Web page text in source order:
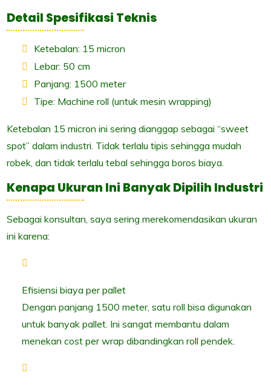
Detail Spesifikasi Teknis
Ketebalan: 15 micron
Lebar: 50 cm
Panjang: 1500 meter
Tipe: Machine roll (untuk mesin wrapping)
Ketebalan 15 micron ini sering dianggap sebagai “sweet
spot” dalam industri. Tidak terlalu tipis sehingga mudah
robek, dan tidak terlalu tebal sehingga boros biaya.
Kenapa Ukuran Ini Banyak Dipilih Industri
Sebagai konsultan, saya sering merekomendasikan ukuran
ini karena:
Efisiensi biaya per pallet
Dengan panjang 1500 meter, satu roll bisa digunakan
untuk banyak pallet. Ini sangat membantu dalam
menekan cost per wrap dibandingkan roll pendek.